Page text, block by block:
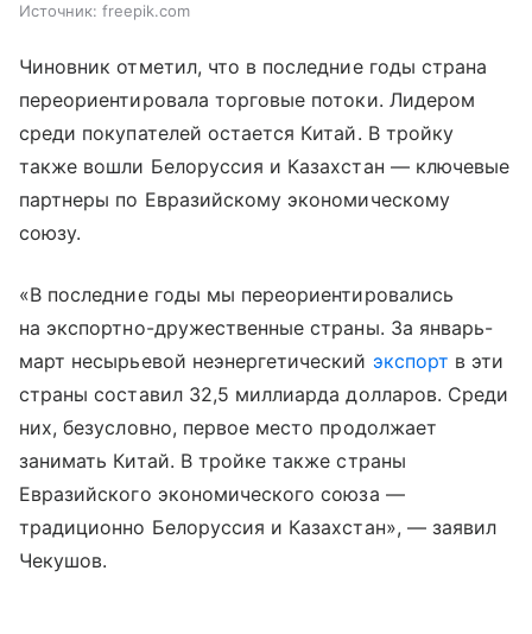
Источник: freepik.com
Чиновник отметил, что в последние годы страна
переориентировала торговые потоки. Лидером
среди покупателей остается Китай. В тройку
также вошли Белоруссия и Казахстан — ключевые
партнеры по Евразийскому экономическому
союзу.
«В последние годы мы переориентировались
на экспортно-дружественные страны. За январь-
март несырьевой неэнергетический экспорт в эти
страны составил 32,5 миллиарда долларов. Среди
них, безусловно, первое место продолжает
занимать Китай. В тройке также страны
Евразийского экономического союза —
традиционно Белоруссия и Казахстан», — заявил
Чекушов.